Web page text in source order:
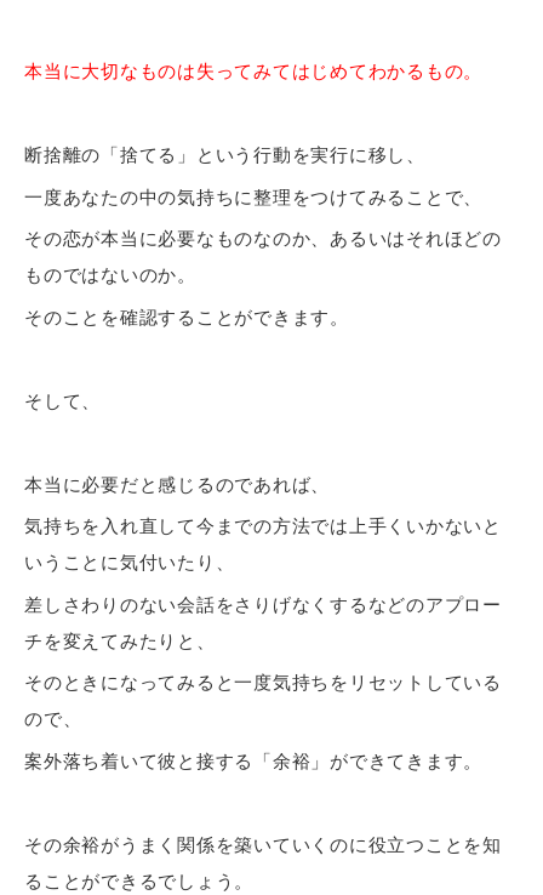
本当に大切なものは失ってみてはじめてわかるもの。
断捨離の「捨てる」という行動を実行に移し、
一度あなたの中の気持ちに整理をつけてみることで、
その恋が本当に必要なものなのか、あるいはそれほどの
ものではないのか。
そのことを確認することができます。
そして、
本当に必要だと感じるのであれば、
気持ちを入れ直して今までの方法では上手くいかないと
いうことに気付いたり、
差しさわりのない会話をさりげなくするなどのアプロー
チを変えてみたりと、
そのときになってみると一度気持ちをリセットしている
ので、
案外落ち着いて彼と接する「余裕」ができてきます。
その余裕がうまく関係を築いていくのに役立つことを知
ることができるでしょう。